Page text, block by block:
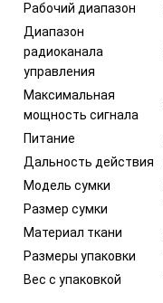
Рабочий диапазон
Диапазон
радиоканала
управления
Максимальная
мощность сигнала
Питание
Дальность действия
Модель сумки
Размер сумки
Материал ткани
Размеры упаковки
Вес с упаковкой